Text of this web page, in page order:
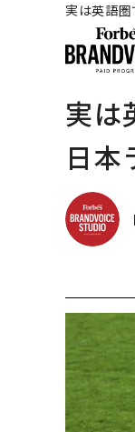
実は英語
実は
日本